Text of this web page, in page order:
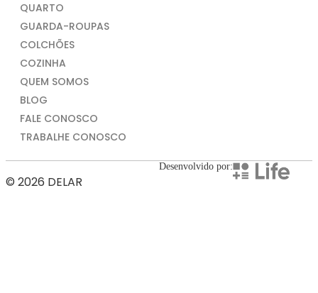
QUARTO
GUARDA-ROUPAS
COLCHÕES
COZINHA
QUEM SOMOS
BLOG
FALE CONOSCO
TRABALHE CONOSCO
© 2026 DELAR
Desenvolvido por: